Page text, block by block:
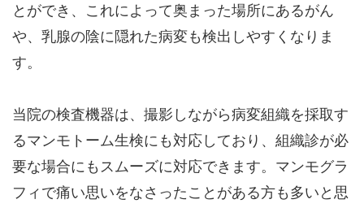
とができ、これによって奥まった場所にあるがん
や、乳腺の陰に隠れた病変も検出しやすくなりま
す。
当院の検査機器は、撮影しながら病変組織を採取す
るマンモトーム生検にも対応しており、組織診が必
要な場合にもスムーズに対応できます。マンモグラ
フィで痛い思いをなさったことがある方も多いと思